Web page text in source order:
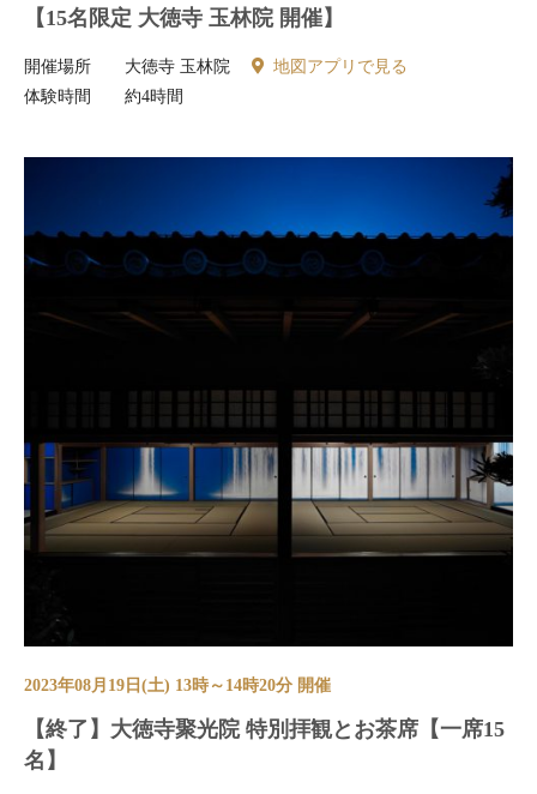
【15名限定 大徳寺 玉林院 開催】
開催場所 大徳寺 玉林院
地図アプリで見る
体験時間
約4時間
2023年08月19日(土) 13時～14時20分 開催
【終了】大徳寺聚光院 特別拝観とお茶席【一席15
名】